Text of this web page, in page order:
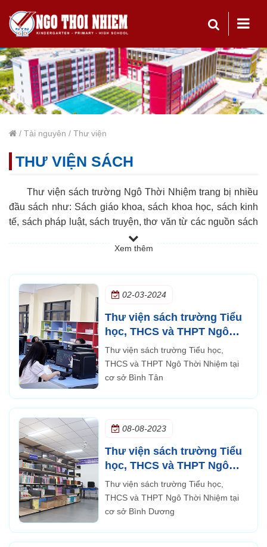
/ Tài nguyên / Thư viện
THƯ VIỆN SÁCH
Thư viện sách trường Ngô Thời Nhiệm trang bị nhiều
đầu sách như: Sách giáo khoa, sách khoa học, sách kinh
tế, sách pháp luật, sách truyện, thơ văn từ các nguồn sách
khác nhau nhằm bổ sung thêm nhiều kiến thức cho các
Xem thêm
02-03-2024
Thư viện sách trường Tiểu
học, THCS và THPT Ngô
Thời Nhiệm tại cơ sở Bình
Tân
Thư viện sách trường Tiểu học,
THCS và THPT Ngô Thời Nhiệm tại
cơ sở Bình Tân
08-08-2023
Thư viện sách trường Tiểu
học, THCS và THPT Ngô
Thời Nhiệm tại cơ sở Bình
Dương
Thư viện sách trường Tiểu học,
THCS và THPT Ngô Thời Nhiệm tại
cơ sở Bình Dương